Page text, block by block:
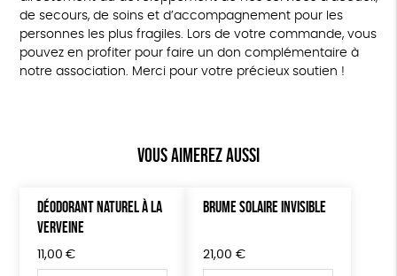
de secours, de soins et d’accompagnement pour les
personnes les plus fragiles. Lors de votre commande, vous
pouvez en profiter pour faire un don complémentaire à
notre association. Merci pour votre précieux soutien !
Vous aimerez aussi
DÉODORANT NATUREL À LA
VERVEINE
11,00 €
BRUME SOLAIRE INVISIBLE
21,00 €